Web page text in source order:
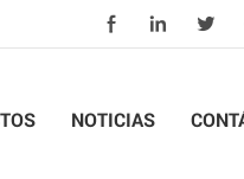
NOTICIAS